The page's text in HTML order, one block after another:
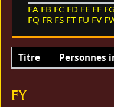
FA FB FC FD FE FF FG
FQ FR FS FT FU FV
Titre Personnes
FY